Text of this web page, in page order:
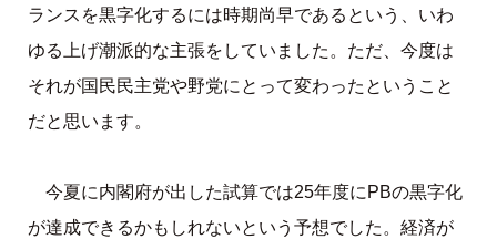
ランスを黒字化するには時期尚早であるという、いわ
ゆる上げ潮派的な主張をしていました。ただ、今度は
それが国民民主党や野党にとって変わったということ
だと思います。
今夏に内閣府が出した試算では25年度にPBの黒字化
が達成できるかもしれないという予想でした。経済が